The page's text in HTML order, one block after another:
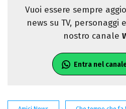
Vuoi essere sempre
news su TV, personaggi
nostro canale
Entra nel